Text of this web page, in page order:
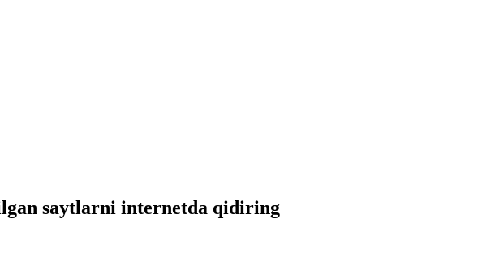
saytlarni internetda qidiring